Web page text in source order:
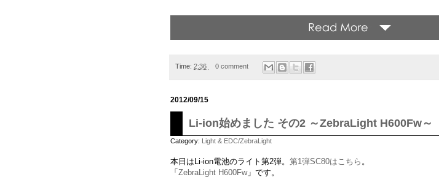
Time: 2:36 0 comment
2012/09/15
Li-ion始めました その2 ～ZebraLight H600Fw～
Category: Light & EDC/ZebraLight
本日はLi-ion電池のライト第2弾。 第1弾SC80はこちら 。
「 ZebraLight H600Fw」です。